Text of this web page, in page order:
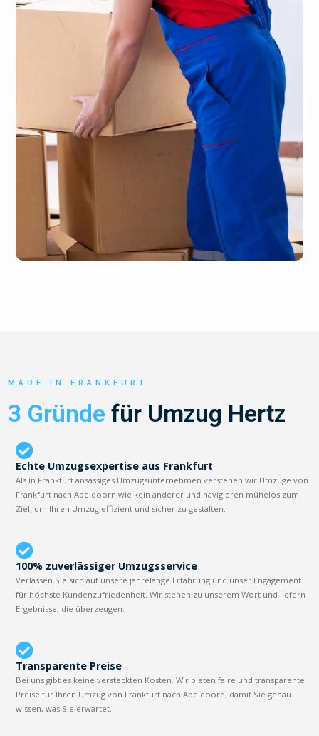
MADE IN FRANKFURT
3 Gründe für Umzug Hertz
Echte Umzugsexpertise aus Frankfurt
Als in Frankfurt ansässiges Umzugsunternehmen verstehen wir Umzüge von
Frankfurt nach Apeldoorn wie kein anderer und navigieren mühelos zum
Ziel, um Ihren Umzug effizient und sicher zu gestalten.
100% zuverlässiger Umzugsservice
Verlassen Sie sich auf unsere jahrelange Erfahrung und unser Engagement
für höchste Kundenzufriedenheit. Wir stehen zu unserem Wort und liefern
Ergebnisse, die überzeugen.
Transparente Preise
Bei uns gibt es keine versteckten Kosten. Wir bieten faire und transparente
Preise für Ihren Umzug von Frankfurt nach Apeldoorn, damit Sie genau
wissen, was Sie erwartet.